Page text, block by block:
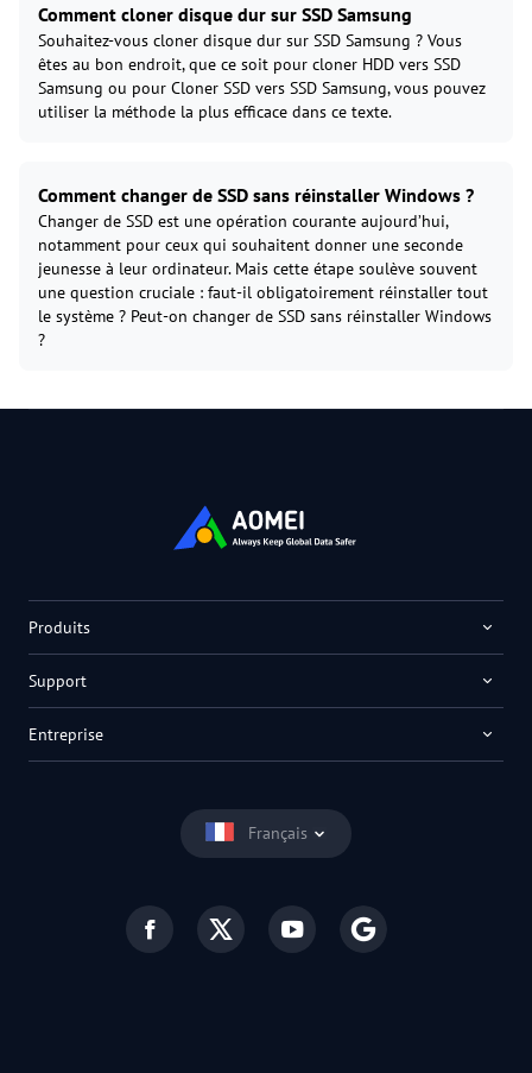
Comment cloner disque dur sur SSD Samsung
Souhaitez-vous cloner disque dur sur SSD Samsung ? Vous
êtes au bon endroit, que ce soit pour cloner HDD vers SSD
Samsung ou pour Cloner SSD vers SSD Samsung, vous pouvez
utiliser la méthode la plus efficace dans ce texte.
Comment changer de SSD sans réinstaller Windows ?
Changer de SSD est une opération courante aujourd’hui,
notamment pour ceux qui souhaitent donner une seconde
jeunesse à leur ordinateur. Mais cette étape soulève souvent
une question cruciale : faut-il obligatoirement réinstaller tout
le système ? Peut-on changer de SSD sans réinstaller Windows
?
Français
Produits
Support
Entreprise